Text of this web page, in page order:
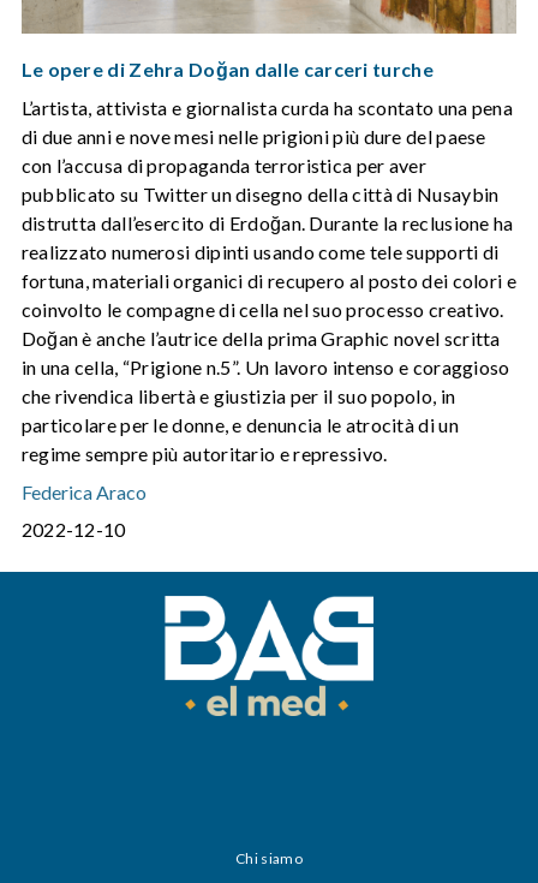
Le opere di Zehra Doğan dalle carceri turche
L’artista, attivista e giornalista curda ha scontato una pena
di due anni e nove mesi nelle prigioni più dure del paese
con l’accusa di propaganda terroristica per aver
pubblicato su Twitter un disegno della città di Nusaybin
distrutta dall’esercito di Erdoğan. Durante la reclusione ha
realizzato numerosi dipinti usando come tele supporti di
fortuna, materiali organici di recupero al posto dei colori e
coinvolto le compagne di cella nel suo processo creativo.
Doğan è anche l’autrice della prima Graphic novel scritta
in una cella, “Prigione n.5”. Un lavoro intenso e coraggioso
che rivendica libertà e giustizia per il suo popolo, in
particolare per le donne, e denuncia le atrocità di un
regime sempre più autoritario e repressivo.
Federica Araco
2022-12-10
Chi siamo